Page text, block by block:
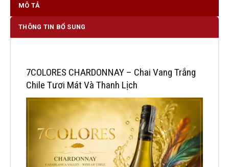
MÔ TẢ
THÔNG TIN BỔ SUNG
7COLORES CHARDONNAY – Chai Vang Trắng
Chile Tươi Mát Và Thanh Lịch